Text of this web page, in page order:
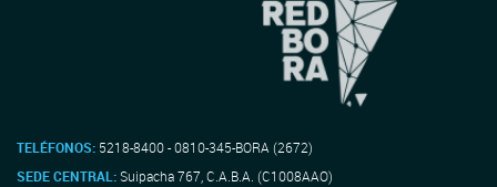
TELÉFONOS: 5218-8400 - 0810-345-BORA (2672)
SEDE CENTRAL:Suipacha 767, C.A.B.A. (C1008AAO)